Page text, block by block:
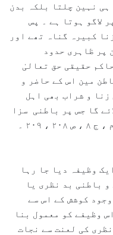
نہین چلتا بلکہ بدن
لاگو ہوتا ہے ۔ پس
کبیرہ گناہ تھے اور
پر ظاہری حدود
حقیقی حق تعالیٰ
مین اس کے حاضر و
و شراب بھی اہل
گا جس پر باطنی سزا
مرتب ہو گی ۔ ” ( خطبات حکیم الاسلام ، ج ۸ ، ص ۲۰۸ ، ۲۰۹ ۔
وظیفہ دیا جا رہا
باطنی بد نظری یا
کوشش کے اس سے
وظیفے کو معمول بنا
کی لعنت سے نجات